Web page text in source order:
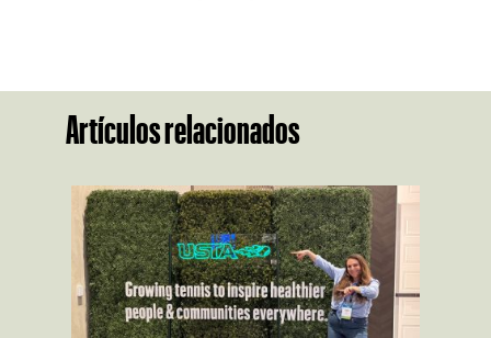
Artículos relacionados